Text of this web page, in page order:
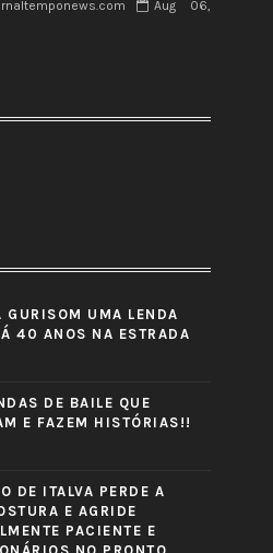
Aug 06,
GURISOM UMA LENDA
40 ANOS NA ESTRADA
DE BAILE QUE
E FAZEM HISTÓRIAS!!
DE ITALVA PERDE A
E AGRIDE
PACIENTE E